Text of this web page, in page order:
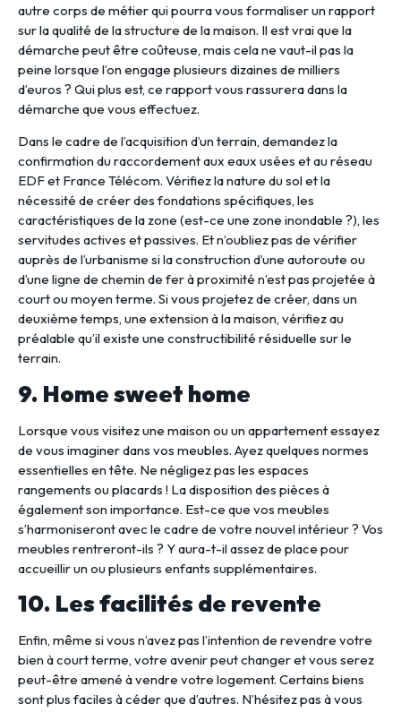
autre corps de métier qui pourra vous formaliser un rapport
sur la qualité de la structure de la maison. Il est vrai que la
démarche peut être coûteuse, mais cela ne vaut-il pas la
peine lorsque l’on engage plusieurs dizaines de milliers
d’euros ? Qui plus est, ce rapport vous rassurera dans la
démarche que vous effectuez.
Dans le cadre de l’acquisition d’un terrain, demandez la
confirmation du raccordement aux eaux usées et au réseau
EDF et France Télécom. Vérifiez la nature du sol et la
nécessité de créer des fondations spécifiques, les
caractéristiques de la zone (est-ce une zone inondable ?), les
servitudes actives et passives. Et n’oubliez pas de vérifier
auprès de l’urbanisme si la construction d’une autoroute ou
d’une ligne de chemin de fer à proximité n’est pas projetée à
court ou moyen terme. Si vous projetez de créer, dans un
deuxième temps, une extension à la maison, vérifiez au
préalable qu’il existe une constructibilité résiduelle sur le
terrain.
9. Home sweet home
Lorsque vous visitez une maison ou un appartement essayez
de vous imaginer dans vos meubles. Ayez quelques normes
essentielles en tête. Ne négligez pas les espaces
rangements ou placards ! La disposition des pièces à
également son importance. Est-ce que vos meubles
s’harmoniseront avec le cadre de votre nouvel intérieur ? Vos
meubles rentreront-ils ? Y aura-t-il assez de place pour
accueillir un ou plusieurs enfants supplémentaires.
10. Les facilités de revente
Enfin, même si vous n’avez pas l’intention de revendre votre
bien à court terme, votre avenir peut changer et vous serez
peut-être amené à vendre votre logement. Certains biens
sont plus faciles à céder que d’autres. N’hésitez pas à vous